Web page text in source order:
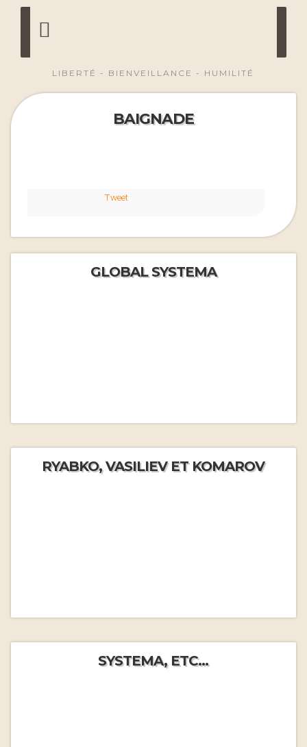
LIBERTÉ - BIENVEILLANCE - HUMILITÉ
BAIGNADE
Tweet
GLOBAL SYSTEMA
RYABKO, VASILIEV ET KOMAROV
SYSTEMA, ETC...